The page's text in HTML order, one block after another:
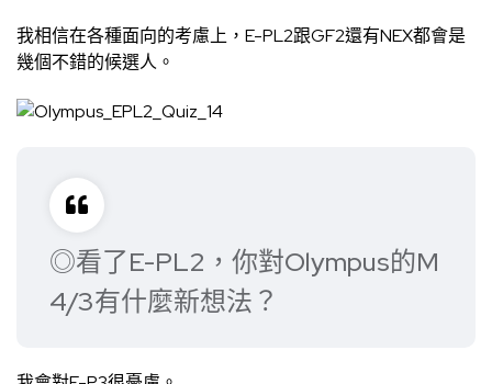
我相信在各種面向的考慮上，E-PL2跟GF2還有NEX都會是
幾個不錯的候選人。
◎看了E-PL2，你對Olympus的M
4/3有什麼新想法？